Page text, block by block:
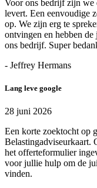
Voor ons bedrijf zijn we
levert. Een eenvoudige
op. We zijn erg te
ontvingen en hebben de
ons bedrijf. Super
- Jeffrey Hermans
Lang leve google
28 juni 2026
Een korte zoektocht op
Belastingadviseurkaart.
het offerteformulier
voor jullie hulp om de
vinden.